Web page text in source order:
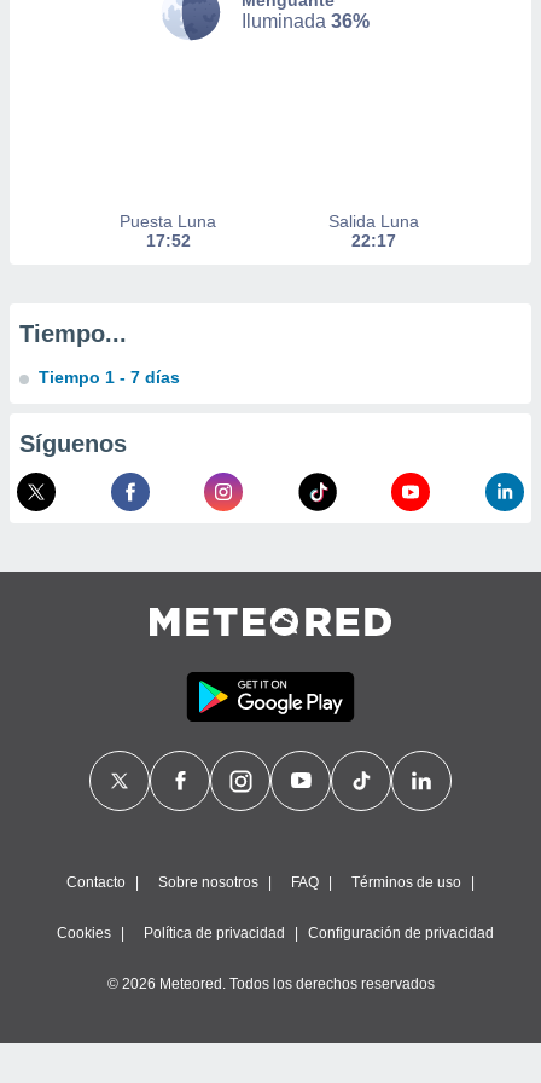
o a través
de
uso de
con el
Iluminada 36%
Puesta Luna
17:52
Salida Luna
22:17
Tiempo...
Tiempo 1 - 7 días
Síguenos
Contacto Sobre nosotros FAQ Términos de uso
Cookies Política de privacidad Configuración de privacidad
© 2026 Meteored. Todos los derechos reservados